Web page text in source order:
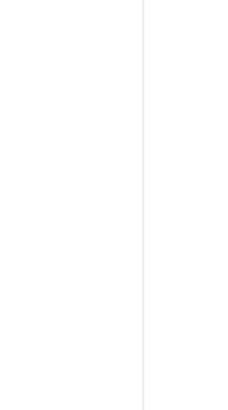
étuvage